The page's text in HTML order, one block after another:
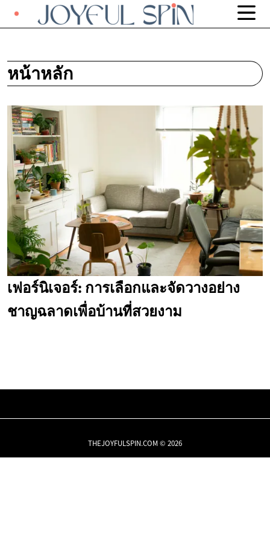
หน้าหลัก
เฟอร์นิเจอร์: การเลือกและจัดวางอย่าง
ชาญฉลาดเพื่อบ้านที่สวยงาม
THEJOYFULSPIN.COM © 2026